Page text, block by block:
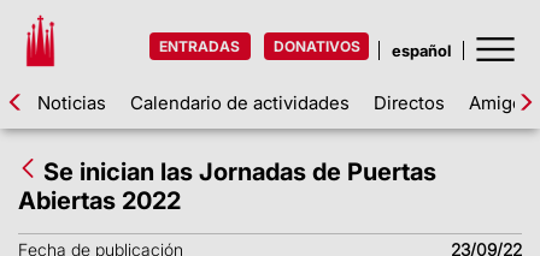
ENTRADAS DONATIVOS
Noticias Calendario de actividades Directos Amigos
Se inician las Jornadas de Puertas
Abiertas 2022
Fecha de publicación 23/09/22